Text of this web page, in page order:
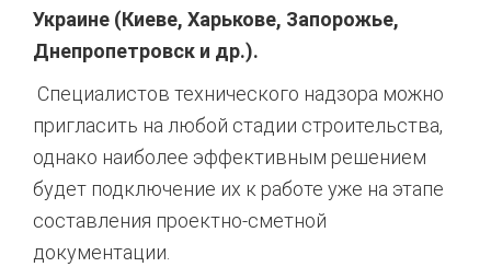
Украине (Киеве, Харькове, Запорожье,
Днепропетровск и др.).
Специалистов технического надзора можно
пригласить на любой стадии строительства,
однако наиболее эффективным решением
будет подключение их к работе уже на этапе
составления проектно-сметной
документации.